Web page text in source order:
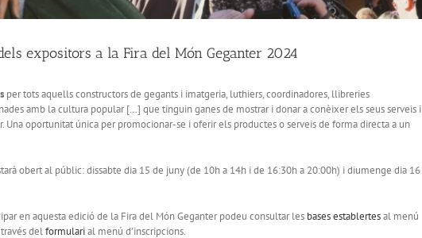
expositors a la Fira del Món Geganter 2024
per tots aquells constructors de gegants i imatgeria, luthiers, coordinadores, llibreries
amb la cultura popular […] que tinguin ganes de mostrar i donar a conèixer els seus serveis i
oportunitat única per promocionar-se i oferir els productes o serveis de forma directa a un
obert al públic: dissabte dia 15 de juny (de 10h a 14h i de 16:30h a 20:00h) i diumenge dia 16
en aquesta edició de la Fira del Món Geganter podeu consultar les bases establertesal menú
delformularial menú d’inscripcions.